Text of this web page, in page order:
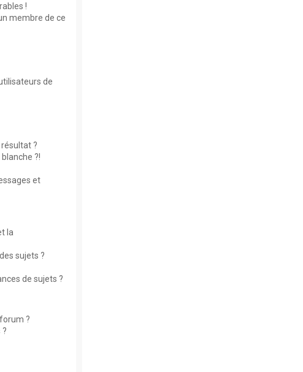
!
membre de ce
de
?
?!
et
la
sujets ?
de sujets ?
?